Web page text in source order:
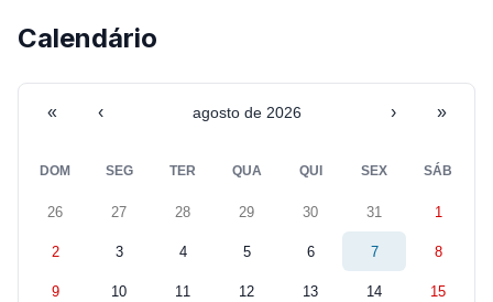
Calendário
« ‹ agosto de 2026 › »
DOM SEG TER QUA QUI SEX SÁB
26 27 28 29 30 31 1
2 3 4 5 6 7 8
9 10 11 12 13 14 15